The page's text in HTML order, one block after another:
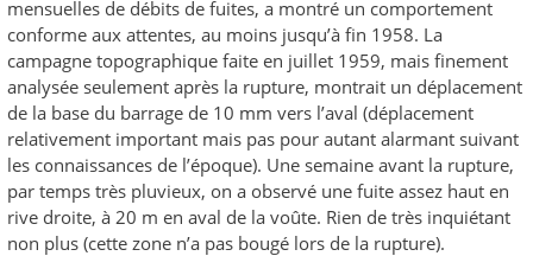
mensuelles de débits de fuites, a montré un comportement
conforme aux attentes, au moins jusqu’à fin 1958. La
campagne topographique faite en juillet 1959, mais finement
analysée seulement après la rupture, montrait un déplacement
de la base du barrage de 10 mm vers l’aval (déplacement
relativement important mais pas pour autant alarmant suivant
les connaissances de l’époque). Une semaine avant la rupture,
par temps très pluvieux, on a observé une fuite assez haut en
rive droite, à 20 m en aval de la voûte. Rien de très inquiétant
non plus (cette zone n’a pas bougé lors de la rupture).